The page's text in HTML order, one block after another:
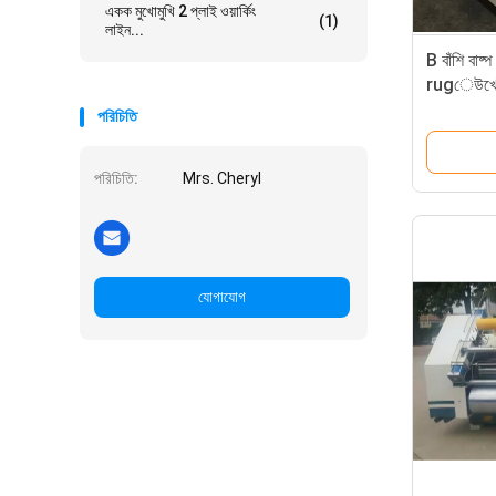
একক মুখোমুখি 2 প্লাই ওয়ার্কিং
লাইন...
(1)
পরিচিতি
পরিচিতি: Mrs. Cheryl
যোগাযোগ
B বাঁশি